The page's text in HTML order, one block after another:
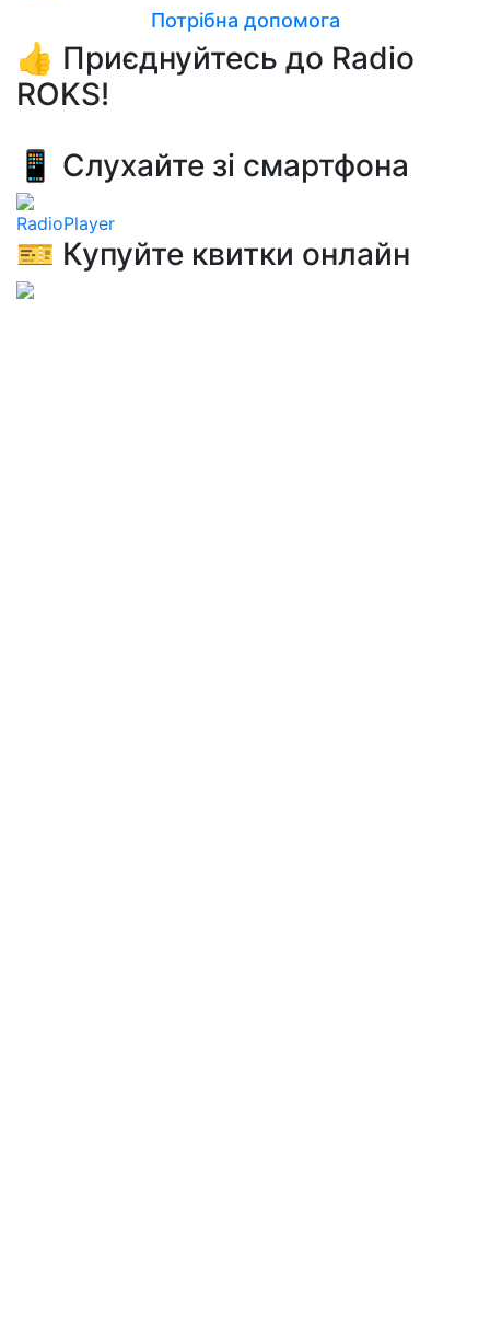
Потрібна допомога
👍 Приєднуйтесь до Radio
ROKS!
📱 Слухайте зі смартфона
RadioPlayer
🎫 Купуйте квитки онлайн